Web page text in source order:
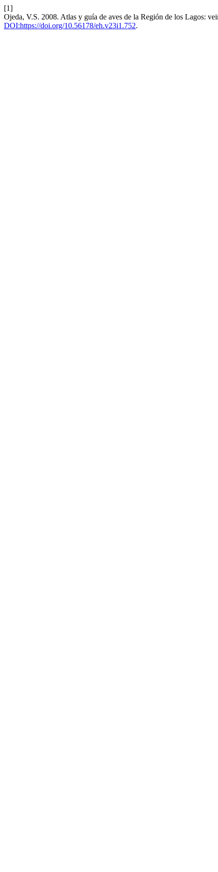
[1]
Ojeda, V.S. 2008. Atlas y guía de aves de la Región de los Lagos:
DOI:https://doi.org/10.56178/eh.v23i1.752.